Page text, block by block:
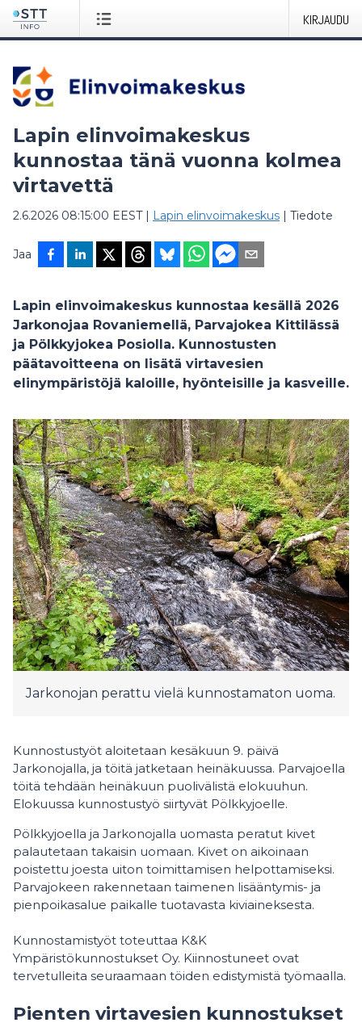
KIRJAUDU
Lapin elinvoimakeskus
kunnostaa tänä vuonna kolmea
virtavettä
2.6.2026 08:15:00 EEST| Lapin elinvoimakeskus | Tiedote
Jaa
Lapin elinvoimakeskus kunnostaa kesällä 2026
Jarkonojaa Rovaniemellä, Parvajokea Kittilässä
ja Pölkkyjokea Posiolla. Kunnostusten
päätavoitteena on lisätä virtavesien
elinympäristöjä kaloille, hyönteisille ja kasveille.
Jarkonojan perattu vielä kunnostamaton uoma.
Kunnostustyöt aloitetaan kesäkuun 9. päivä
Jarkonojalla, ja töitä jatketaan heinäkuussa. Parvajoella
töitä tehdään heinäkuun puolivälistä elokuuhun.
Elokuussa kunnostustyö siirtyvät Pölkkyjoelle.
Pölkkyjoella ja Jarkonojalla uomasta peratut kivet
palautetaan takaisin uomaan. Kivet on aikoinaan
poistettu joesta uiton toimittamisen helpottamiseksi.
Parvajokeen rakennetaan taimenen lisääntymis- ja
pienpoikasalue paikalle tuotavasta kiviaineksesta.
Kunnostamistyöt toteuttaa K&K
Ympäristökunnostukset Oy. Kiinnostuneet ovat
tervetulleita seuraamaan töiden edistymistä työmaalla.
Pienten virtavesien kunnostukset